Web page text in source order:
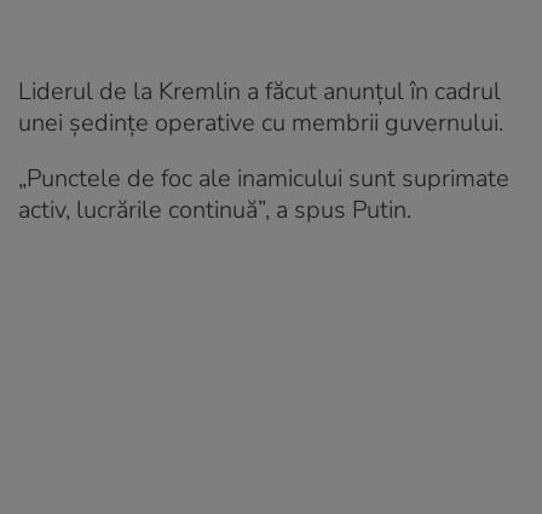
Liderul de la Kremlin a făcut anunțul în cadrul
unei ședințe operative cu membrii guvernului.
„Punctele de foc ale inamicului sunt suprimate
activ, lucrările continuă”, a spus Putin.